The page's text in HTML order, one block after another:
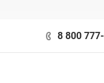
8 800